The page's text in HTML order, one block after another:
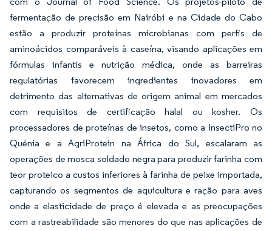
fermentação de precisão em Nairóbi e na Cidade do Cabo
estão a produzir proteínas microbianas com perfis de
aminoácidos comparáveis à caseína, visando aplicações em
fórmulas infantis e nutrição médica, onde as barreiras
regulatórias favorecem ingredientes inovadores em
detrimento das alternativas de origem animal em mercados
com requisitos de certificação halal ou kosher. Os
processadores de proteínas de insetos, como a InsectiPro no
Quénia e a AgriProtein na África do Sul, escalaram as
operações de mosca soldado negra para produzir farinha com
teor proteico a custos inferiores à farinha de peixe importada,
capturando os segmentos de aquicultura e ração para aves
onde a elasticidade de preço é elevada e as preocupações
com a rastreabilidade são menores do que nas aplicações de